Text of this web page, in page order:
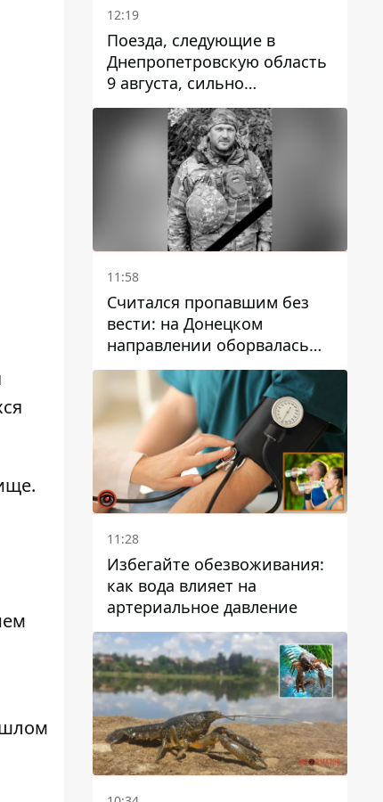
12:19
Поезда, следующие в
Днепропетровскую область
9 августа, сильно
задерживаются
11:58
Считался пропавшим без
вести: на Донецком
направлении оборвалась
жизнь Анатолия Ткачука из
Днепропетровской области
11:28
Избегайте обезвоживания:
как вода влияет на
артериальное давление